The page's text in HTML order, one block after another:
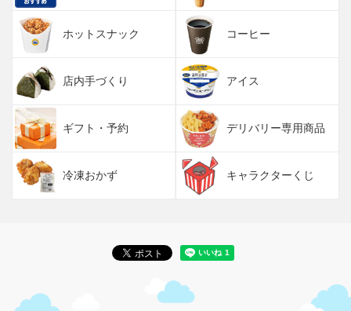
ホットスナック コーヒー
店内手づくり アイス
ギフト・予約 デリバリー専用商品
冷凍おかず キャラクターくじ